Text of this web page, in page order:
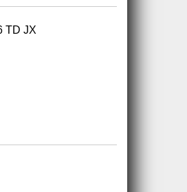
TD JX